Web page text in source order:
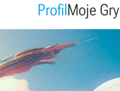
ProfilMoje Gry